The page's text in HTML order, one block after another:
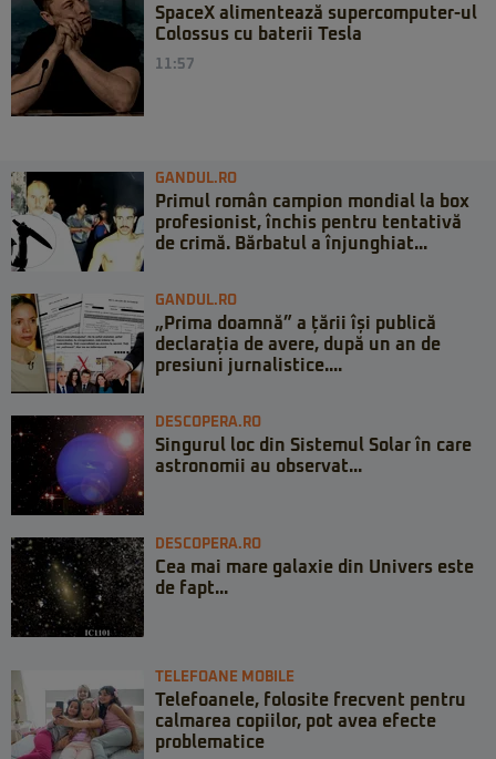
SpaceX alimentează supercomputer-ul
Colossus cu baterii Tesla
11:57
GANDUL.RO
Primul român campion mondial la box
profesionist, închis pentru tentativă
de crimă. Bărbatul a înjunghiat...
GANDUL.RO
„Prima doamnă” a țării își publică
declarația de avere, după un an de
presiuni jurnalistice....
DESCOPERA.RO
Singurul loc din Sistemul Solar în care
astronomii au observat...
DESCOPERA.RO
Cea mai mare galaxie din Univers este
de fapt...
TELEFOANE MOBILE
Telefoanele, folosite frecvent pentru
calmarea copiilor, pot avea efecte
problematice